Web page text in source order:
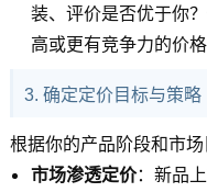
装、评价是否优于你
高或更有竞争力的价格
3. 确定定价目标与策略
根据你的产品阶段和市场
市场渗透定价：新品